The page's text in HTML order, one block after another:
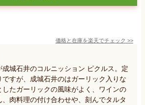
価格と在庫を楽天でチェック >>
成城石井のコルニッション ピクルス。定
すが、成城石井のはガーリック入りな
したガーリックの風味がよく、ワインの
肉料理の付け合わせや、刻んでタルタ